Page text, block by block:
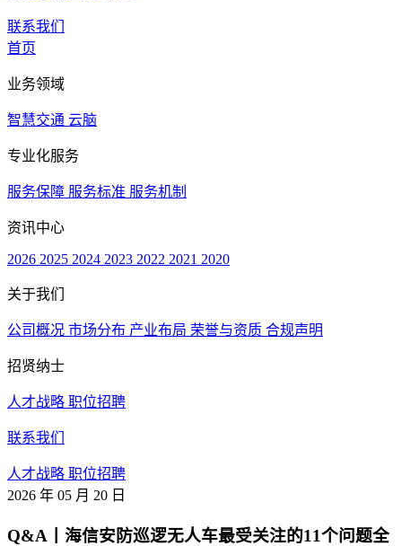
联系我们
首页
业务领域
智慧交通 云脑
专业化服务
服务保障 服务标准 服务机制
资讯中心
2026 2025 2024 2023 2022 2021 2020
关于我们
公司概况 市场分布 产业布局 荣誉与资质 合规声明
招贤纳士
人才战略 职位招聘
联系我们
人才战略 职位招聘
2026 年 05 月 20 日
Q&A丨海信安防巡逻无人车最受关注的11个问题全